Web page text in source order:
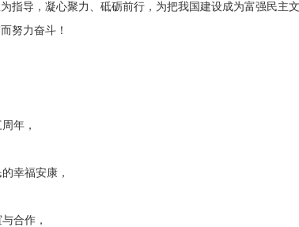
指导，凝心聚力、砥砺前行，为把我国建设成为富强民主
努力奋斗！
年，
幸福安康，
合作，